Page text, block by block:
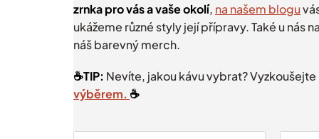
zrnka pro vás a vaše okolí, na našem blogu
ukážeme různé styly její přípravy. Také u nás
náš barevný merch.
☕️TIP: Nevíte, jakou kávu vybrat? Vyzkoušejte
výběrem. ☕️